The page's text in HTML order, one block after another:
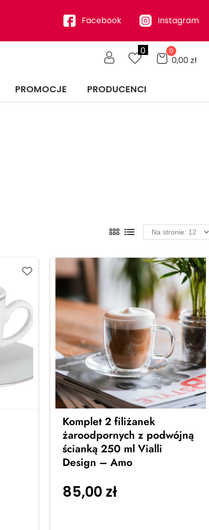
Facebook Instagram
0 0
0,00 zł
PROMOCJE PRODUCENCI
Komplet 2 filiżanek
żaroodpornych z podwójną
ścianką 250 ml Vialli
Design – Amo
85,00 zł